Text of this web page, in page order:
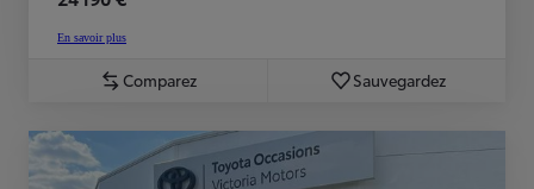
En savoir plus
Comparez Sauvegardez